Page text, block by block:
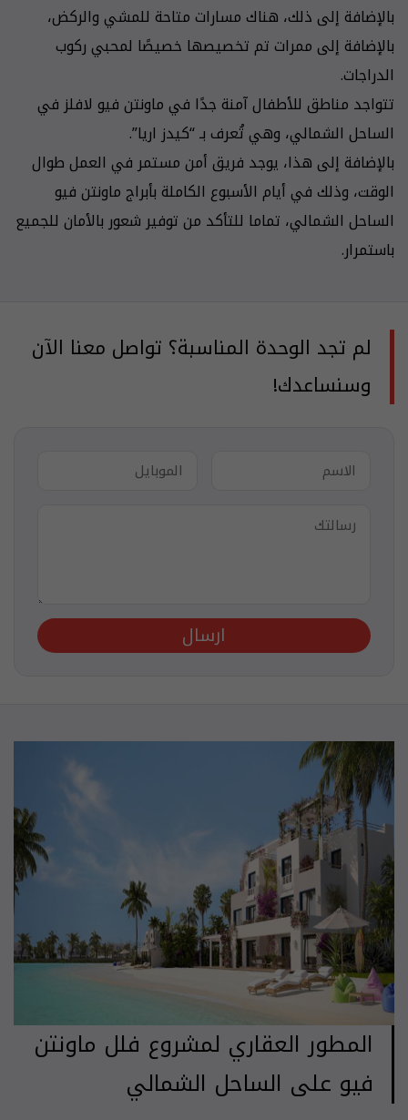
بالإضافة إلى ذلك، هناك مسارات متاحة للمشي والركض،
بالإضافة إلى ممرات تم تخصيصها خصيصًا لمحبي ركوب
الدراجات.
تتواجد مناطق للأطفال آمنة جدًا في ماونتن فيو لافلز في
الساحل الشمالي، وهي تُعرف بـ “كيدز اريا”.
بالإضافة إلى هذا، يوجد فريق أمن مستمر في العمل طوال
الوقت، وذلك في أيام الأسبوع الكاملة بأبراج ماونتن فيو
الساحل الشمالي، تماما للتأكد من توفير شعور بالأمان للجميع
باستمرار.
لم تجد الوحدة المناسبة؟ تواصل معنا الآن
وسنساعدك!
ارسال
المطور العقاري لمشروع فلل ماونتن
فيو على الساحل الشمالي